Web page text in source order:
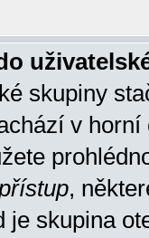
skupiny
v horní
,
je skupina